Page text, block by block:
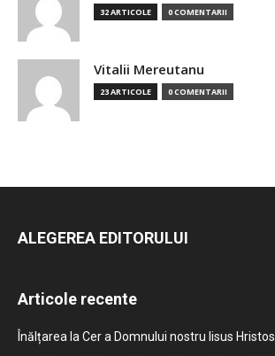
32 ARTICOLE 0 COMENTARII
Vitalii Mereutanu
23 ARTICOLE 0 COMENTARII
ALEGEREA EDITORULUI
Articole recente
Înălțarea la Cer a Domnului nostru Iisus Hristos